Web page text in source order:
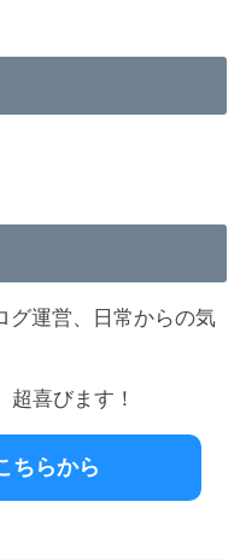
サラリーマン。アパ
歌をうたうこと。